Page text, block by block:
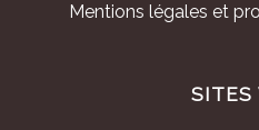
Mentions légales et
SITES